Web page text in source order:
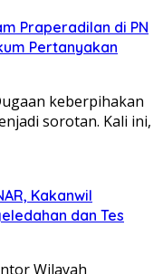
Praperadilan di PN
Pertanyakan
keberpihakan
sorotan. Kali ini,
Kakanwil
dan Tes
Wilayah